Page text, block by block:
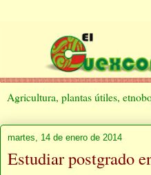
Agricultura, plantas útiles,
martes, 14 de enero de 2014
Estudiar postgrado